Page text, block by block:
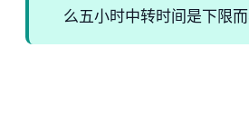
么五小时中转时间是下限而